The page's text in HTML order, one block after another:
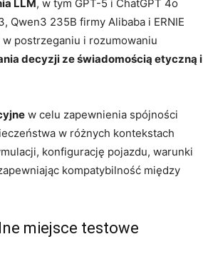
LLM, w tym GPT-5 i ChatGPT 4o
Qwen3 235B firmy Alibaba i ERNIE
postrzeganiu i rozumowaniu
decyzji ze świadomością etyczną i
w celu zapewnienia spójności
w różnych kontekstach
konfigurację pojazdu, warunki
kompatybilność między
miejsce testowe